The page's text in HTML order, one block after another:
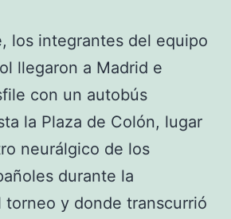
los integrantes del equipo
llegaron a Madrid e
con un autobús
la Plaza de Colón, lugar
neurálgico de los
durante la
torneo y donde transcurrió